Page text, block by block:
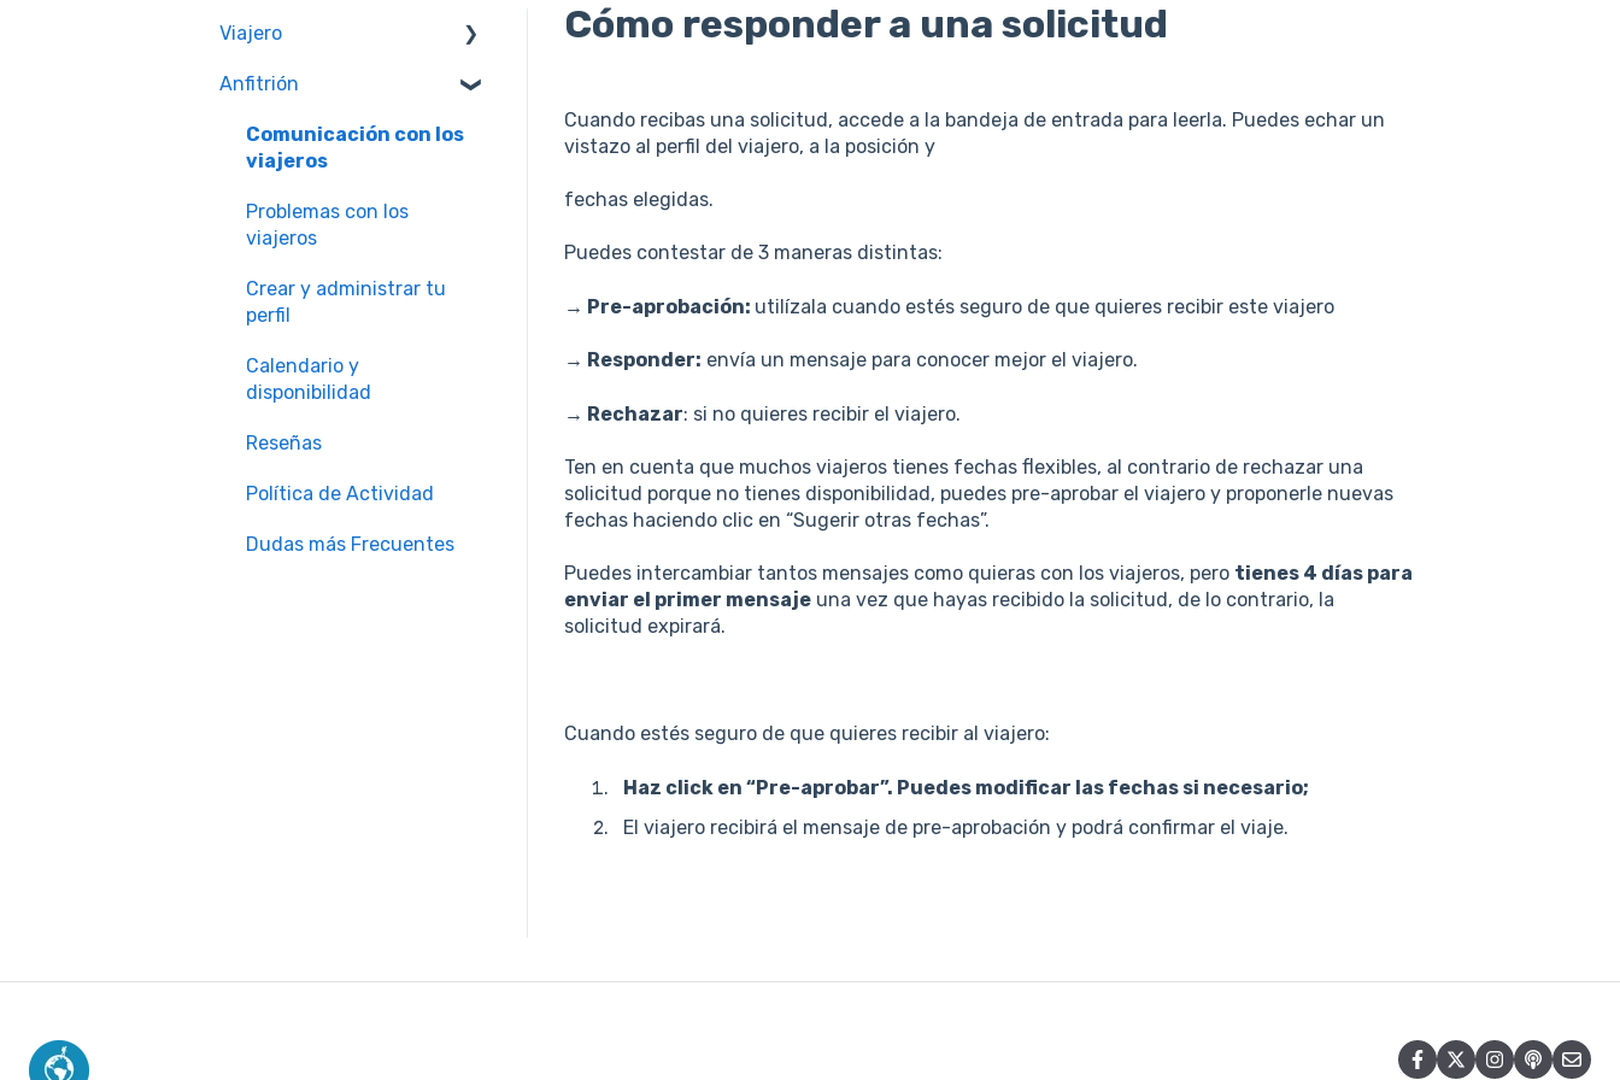
Cómo responder a una solicitud
Cuando recibas una solicitud, accede a la bandeja de entrada para leerla. Puedes echar un
vistazo al perfil del viajero, a la posición y
fechas elegidas.
Puedes contestar de 3 maneras distintas:
→ Pre-aprobación: utilízala cuando estés seguro de que quieres recibir este viajero
→ Responder: envía un mensaje para conocer mejor el viajero.
→ Rechazar: si no quieres recibir el viajero.
Ten en cuenta que muchos viajeros tienes fechas flexibles, al contrario de rechazar una
solicitud porque no tienes disponibilidad, puedes pre-aprobar el viajero y proponerle nuevas
fechas haciendo clic en “Sugerir otras fechas”.
Puedes intercambiar tantos mensajes como quieras con los viajeros, pero tienes 4 días para
enviar el primer mensajeuna vez que hayas recibido la solicitud, de lo contrario, la
solicitud expirará.
Cuando estés seguro de que quieres recibir al viajero:
Haz click en “Pre-aprobar”. Puedes modificar las fechas si necesario;
El viajero recibirá el mensaje de pre-aprobación y podrá confirmar el viaje.
Viajero
Calidad y Seguridad de
Membresías Worldpackers
Preguntas Más
Frecuentes
Dudas sobre Pagos
Academy
Worldpackers
Nuestras Políticas de
Anfitrión
Comunicación con los
viajeros
Problemas con los
viajeros
Crear y administrar tu
perfil
Calendario y
disponibilidad
Reseñas
Política de Actividad
Dudas más Frecuentes